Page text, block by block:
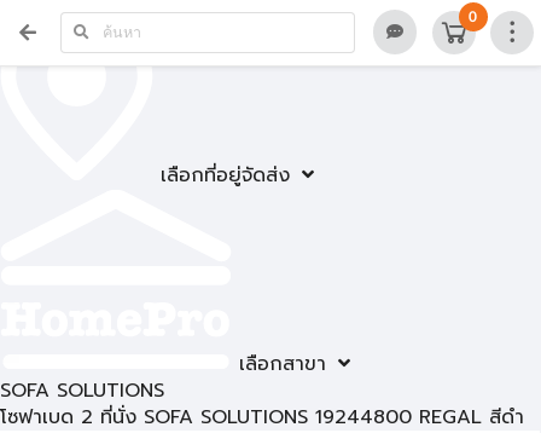
เลือกที่อยู่จัดส่ง
เลือกสาขา
0
SOFA SOLUTIONS
โซฟาเบด 2 ที่นั่ง SOFA SOLUTIONS 19244800 REGAL สีดำ